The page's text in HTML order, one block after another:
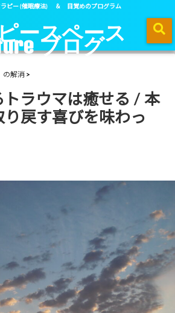
ラピー (催眠療法) ＆ 目覚めのプログラム
ースペース
ブログ
の解消
トラウマは癒せる / 本
り戻す喜びを味わっ